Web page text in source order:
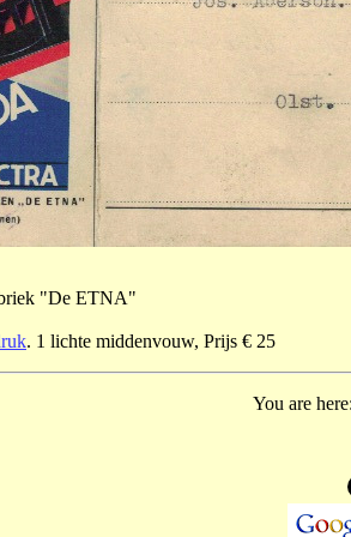
"De ETNA"
. 1 lichte middenvouw, Prijs € 25
You are here: